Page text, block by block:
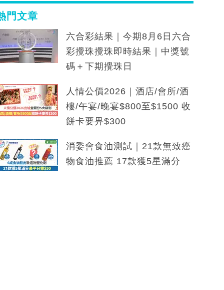
門文章
六合彩結果｜今期8月6日六合
彩攪珠攪珠即時結果｜中獎號
碼＋下期攪珠日
人情公價2026｜酒店/會所/酒
樓/午宴/晚宴$800至$1500 收
餅卡要畀$300
消委會食油測試｜21款無致癌
物食油推薦 17款獲5星滿分